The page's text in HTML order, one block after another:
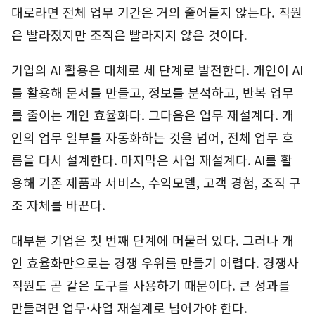
대로라면 전체 업무 기간은 거의 줄어들지 않는다. 직원
은 빨라졌지만 조직은 빨라지지 않은 것이다.
기업의 AI 활용은 대체로 세 단계로 발전한다. 개인이 AI
를 활용해 문서를 만들고, 정보를 분석하고, 반복 업무
를 줄이는 개인 효율화다. 그다음은 업무 재설계다. 개
인의 업무 일부를 자동화하는 것을 넘어, 전체 업무 흐
름을 다시 설계한다. 마지막은 사업 재설계다. AI를 활
용해 기존 제품과 서비스, 수익모델, 고객 경험, 조직 구
조 자체를 바꾼다.
대부분 기업은 첫 번째 단계에 머물러 있다. 그러나 개
인 효율화만으로는 경쟁 우위를 만들기 어렵다. 경쟁사
직원도 곧 같은 도구를 사용하기 때문이다. 큰 성과를
만들려면 업무·사업 재설계로 넘어가야 한다.